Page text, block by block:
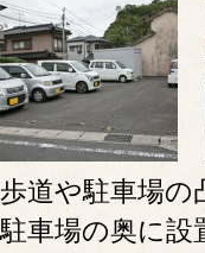
歩道や駐車場
駐車場の奥に